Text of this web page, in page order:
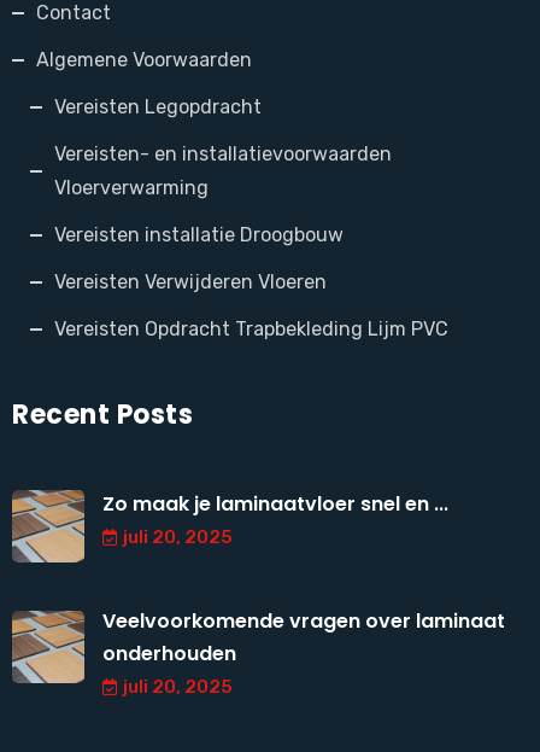
Contact
Algemene Voorwaarden
Vereisten Legopdracht
Vereisten- en installatievoorwaarden
Vloerverwarming
Vereisten installatie Droogbouw
Vereisten Verwijderen Vloeren
Vereisten Opdracht Trapbekleding Lijm PVC
Recent Posts
Zo maak je laminaatvloer snel en ...
juli 20, 2025
Veelvoorkomende vragen over laminaat
onderhouden
juli 20, 2025